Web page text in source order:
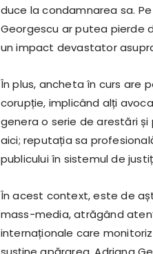
duce la condamnarea sa.
Georgescu ar putea pierde
un impact devastator
În plus, ancheta în curs are
corupție, implicând alți
genera o serie de arestări
aici; reputația sa
publicului în sistemul de
În acest context, este de
mass-media, atrăgând
internaționale care